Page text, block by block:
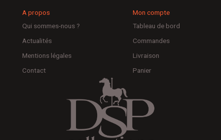
A propos
Qui sommes-nous ?
Actualités
Mentions légales
Contact
Mon compte
Tableau de bord
Commandes
Livraison
Panier